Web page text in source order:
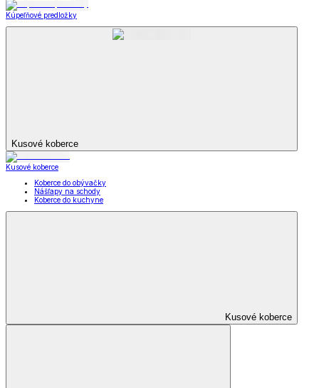
Kúpeľňové predložky
Kusové koberce
Kusové koberce
Koberce do obývačky
Nášľapy na schody
Koberce do kuchyne
Kusové koberce